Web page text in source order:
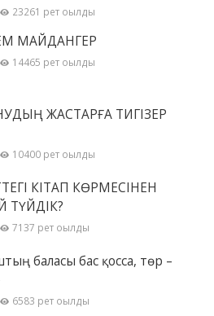
23261 рет оқылды
МАЙДАНГЕР
14465 рет оқылды
ЖАСТАРҒА ТИГІЗЕР
10400 рет оқылды
КІТАП КӨРМЕСІНЕН
ТҮЙДІК?
7137 рет оқылды
баласы бас қосса, төр –
6583 рет оқылды